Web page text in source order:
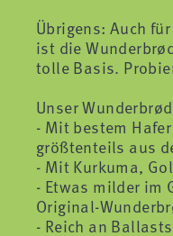
Übrigens: Auch
ist die
tolle Basis.
Unser
- Mit bestem
größtenteils aus
- Mit Kurkuma,
- Etwas milder im
Original-
- Reich an